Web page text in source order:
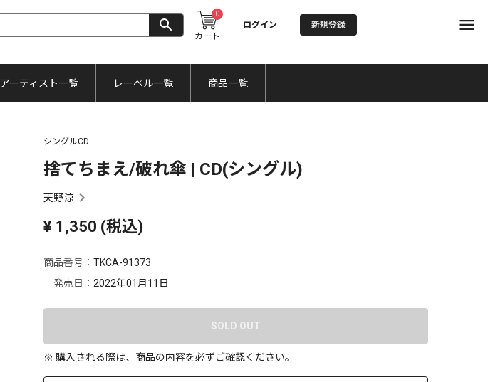
カート
0
ログイン 新規登録
アーティスト一覧 レーベル一覧 商品一覧
シングルCD
捨てちまえ/破れ傘 | CD(シングル)
天野涼
¥ 1,350 (税込)
商品番号： TKCA-91373
発売日： 2022年01月11日
SOLD OUT
※ 購入される際は、商品の内容を必ずご確認ください。